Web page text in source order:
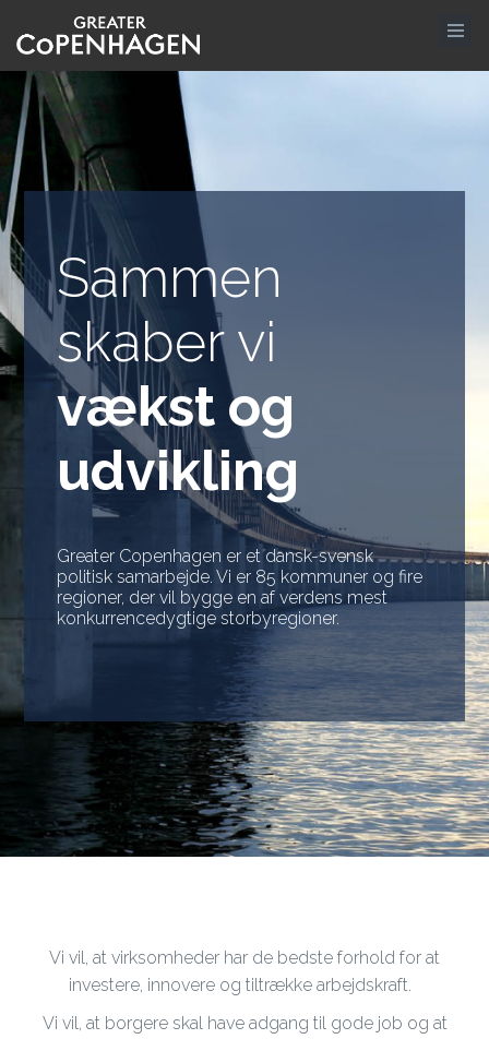
hovedindhold
Sammen
skaber vi
vækst og
udvikling
Greater Copenhagen er et dansk-svensk
politisk samarbejde. Vi er 85 kommuner og fire
regioner, der vil bygge en af verdens mest
konkurrencedygtige storbyregioner.
Vi vil, at virksomheder har de bedste forhold for at
investere, innovere og tiltrække arbejdskraft.
Vi vil, at borgere skal have adgang til gode job og at